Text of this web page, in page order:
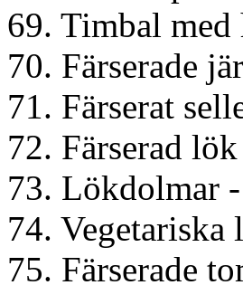
69. Timbal med
70. Färserade
71. Färserat
72. Färserad lök
73. Lökdolmar -
74. Vegetariska
75. Färserade